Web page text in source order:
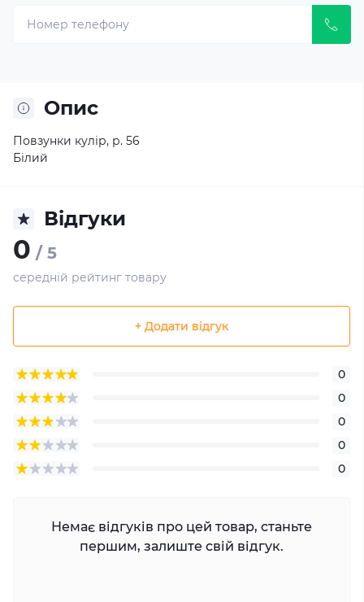
Опис
Повзунки кулір, р. 56
Білий
Відгуки
0 / 5
середній рейтинг товару
+ Додати відгук
0
0
0
0
0
Немає відгуків про цей товар, станьте
першим, залиште свій відгук.